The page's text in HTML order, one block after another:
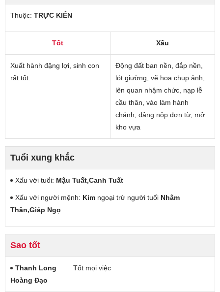
Thuộc: TRỰC KIẾN
Tốt Xấu
Xuất hành đặng lợi, sinh con
rất tốt.
Động đất ban nền, đắp nền,
lót giường, vẽ họa chụp ảnh,
lên quan nhậm chức, nạp lễ
cầu thân, vào làm hành
chánh, dâng nộp đơn từ, mở
kho vựa
Tuổi xung khắc
Xấu với tuổi: Mậu Tuất,Canh Tuất
Xấu với người mệnh: Kim ngoại trừ người tuổi Nhâm
Thân,Giáp Ngọ
Sao tốt
Thanh Long
Hoàng Đạo
Tốt mọi việc